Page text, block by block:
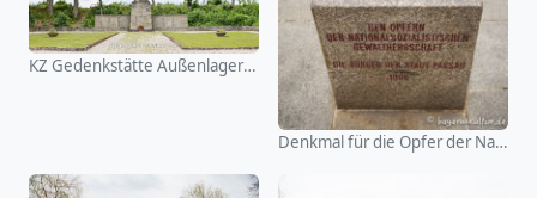
KZ Gedenkstätte Außenlager Kirchhain
Denkmal für die Opfer der Nationalsozialistischen Gewaltherr